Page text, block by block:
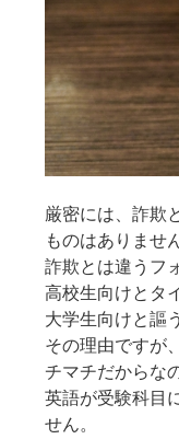
つ
い
て。”
厳密には、詐欺
ものはありませ
詐欺とは違うフ
高校生向けとタ
大学生向けと謳
その理由ですが
チマチだからな
英語が受験科目
せん。